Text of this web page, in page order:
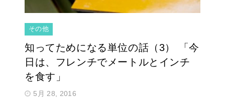
その他
知ってためになる単位の話（3） 「今
日は、フレンチでメートルとインチ
を食す」
5月 28, 2016